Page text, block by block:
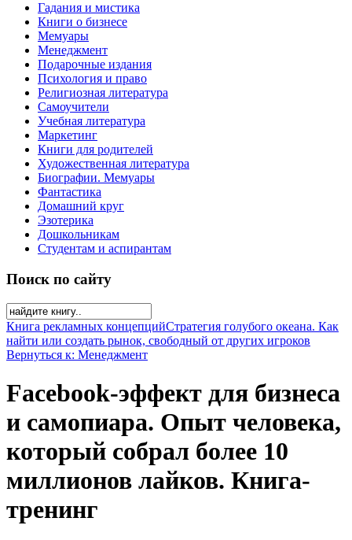
Гадания и мистика
Книги о бизнесе
Мемуары
Менеджмент
Подарочные издания
Психология и право
Религиозная литература
Самоучители
Учебная литература
Маркетинг
Книги для родителей
Художественная литература
Биографии. Мемуары
Фантастика
Домашний круг
Эзотерика
Дошкольникам
Студентам и аспирантам
Поиск по сайту
Книга рекламных концепцийСтратегия голубого океана. Как
найти или создать рынок, свободный от других игроков
Вернуться к: Менеджмент
Facebook-эффект для бизнеса
и самопиара. Опыт человека,
который собрал более 10
миллионов лайков. Книга-
тренинг